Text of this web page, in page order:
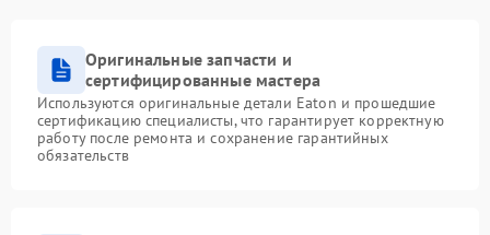
Оригинальные запчасти и
сертифицированные мастера
Используются оригинальные детали Eaton и прошедшие
сертификацию специалисты, что гарантирует корректную
работу после ремонта и сохранение гарантийных
обязательств